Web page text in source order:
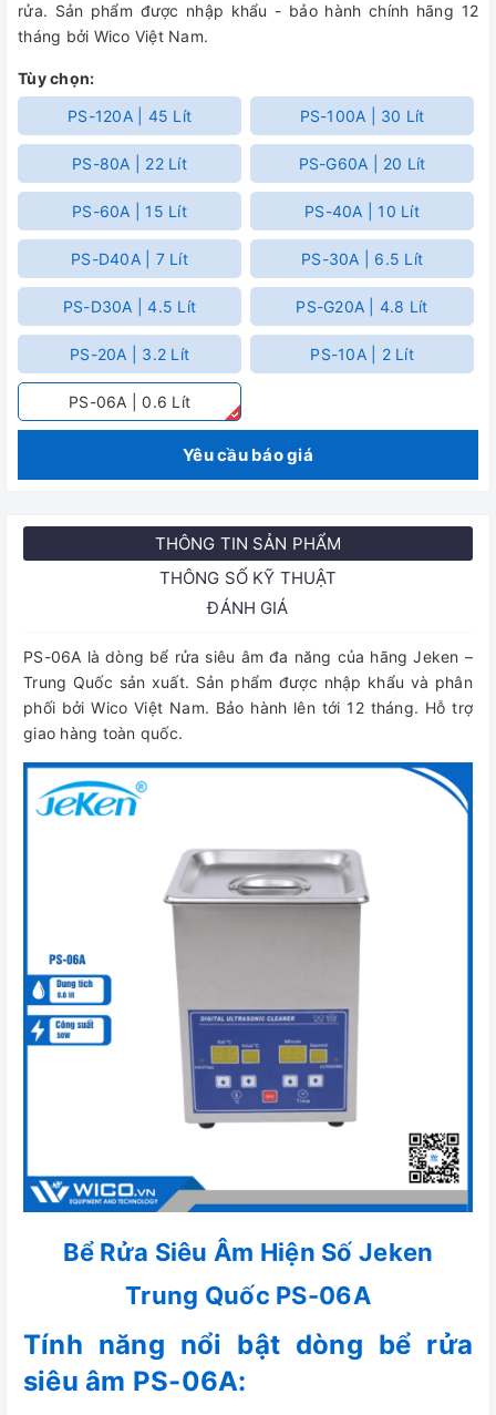
rửa. Sản phẩm được nhập khẩu - bảo hành chính hãng 12
tháng bởi Wico Việt Nam.
Tùy chọn:
PS-120A | 45 Lít
PS-100A | 30 Lít
PS-80A | 22 Lít PS-G60A | 20 Lít
PS-60A | 15 Lít PS-40A | 10 Lít
PS-D40A | 7 Lít PS-30A | 6.5 Lít
PS-D30A | 4.5 Lít PS-G20A | 4.8 Lít
PS-20A | 3.2 Lít PS-10A | 2 Lít
PS-06A | 0.6 Lít
Yêu cầu báo giá
THÔNG TIN SẢN PHẨM
THÔNG SỐ KỸ THUẬT
ĐÁNH GIÁ
PS-06A là dòng bể rửa siêu âm đa năng của hãng Jeken –
Trung Quốc sản xuất. Sản phẩm được nhập khẩu và phân
phối bởi Wico Việt Nam. Bảo hành lên tới 12 tháng. Hỗ trợ
giao hàng toàn quốc.
Bể Rửa Siêu Âm Hiện Số Jeken
Trung Quốc PS-06A
Tính năng nổi bật dòng bể rửa
siêu âm PS-06A: